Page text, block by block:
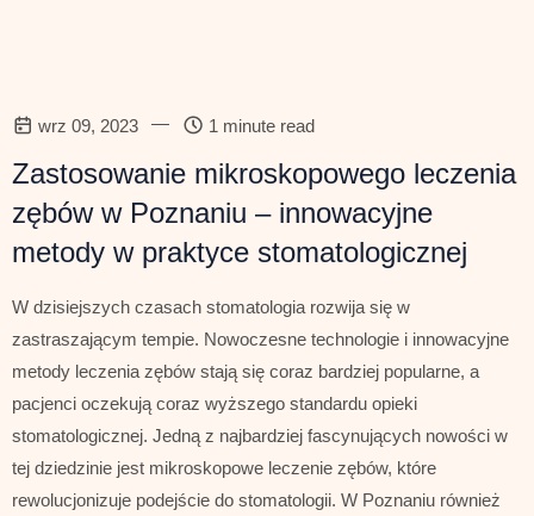
wrz 09, 2023 — 1 minute read
Zastosowanie mikroskopowego leczenia
zębów w Poznaniu – innowacyjne
metody w praktyce stomatologicznej
W dzisiejszych czasach stomatologia rozwija się w
zastraszającym tempie. Nowoczesne technologie i innowacyjne
metody leczenia zębów stają się coraz bardziej popularne, a
pacjenci oczekują coraz wyższego standardu opieki
stomatologicznej. Jedną z najbardziej fascynujących nowości w
tej dziedzinie jest mikroskopowe leczenie zębów, które
rewolucjonizuje podejście do stomatologii. W Poznaniu również